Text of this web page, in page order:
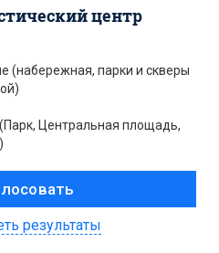
центр
(набережная, парки и скверы
Центральная площадь,
результаты